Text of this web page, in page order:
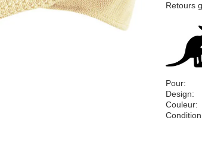
Retours
Pour:
Design:
Couleur: